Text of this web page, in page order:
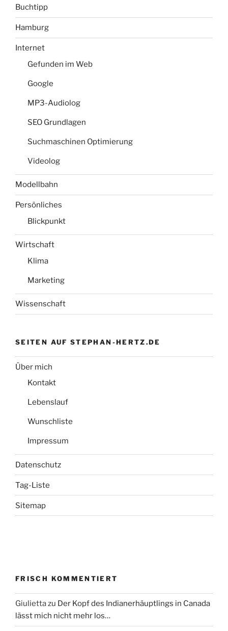
Buchtipp
Hamburg
Internet
Gefunden im Web
Google
MP3-Audiolog
SEO Grundlagen
Suchmaschinen Optimierung
Videolog
Modellbahn
Persönliches
Blickpunkt
Wirtschaft
Klima
Marketing
Wissenschaft
SEITEN AUF STEPHAN-HERTZ.DE
Über mich
Kontakt
Lebenslauf
Wunschliste
Impressum
Datenschutz
Tag-Liste
Sitemap
FRISCH KOMMENTIERT
Giuliettazu Der Kopf des Indianerhäuptlings in Canada
lässt mich nicht mehr los…